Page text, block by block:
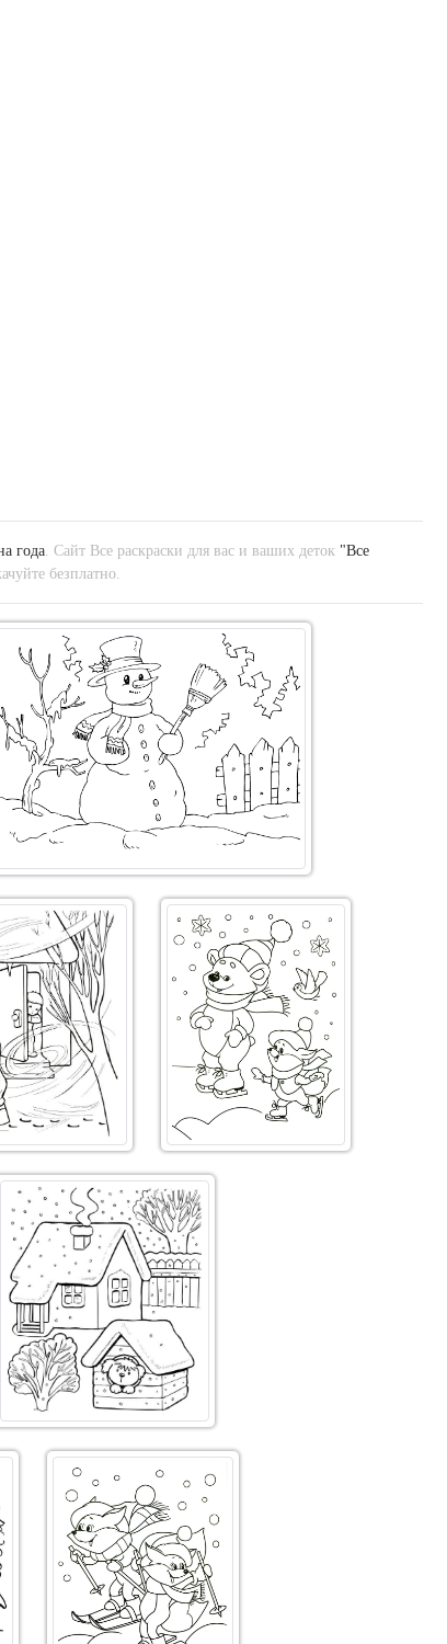
года. Сайт Все раскраски для вас и ваших деток "Все
безплатно.